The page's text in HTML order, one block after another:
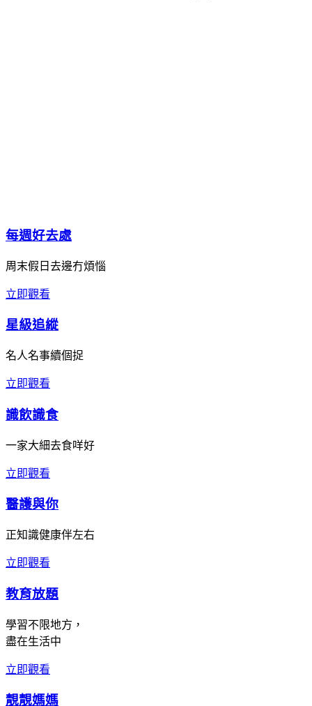
每週好去處
周末假日去邊冇煩惱
立即觀看
星級追縱
名人名事續個捉
立即觀看
識飲識食
一家大細去食咩好
立即觀看
醫護與你
正知識健康伴左右
立即觀看
教育放題
學習不限地方，
盡在生活中
立即觀看
靚靚媽媽